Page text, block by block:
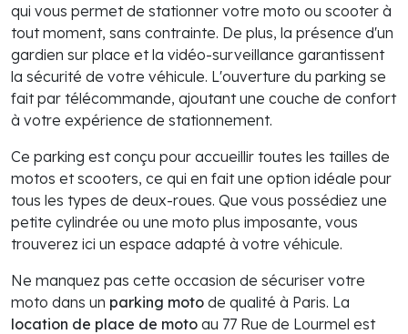
qui vous permet de stationner votre moto ou scooter à
tout moment, sans contrainte. De plus, la présence d'un
gardien sur place et la vidéo-surveillance garantissent
la sécurité de votre véhicule. L'ouverture du parking se
fait par télécommande, ajoutant une couche de confort
à votre expérience de stationnement.
Ce parking est conçu pour accueillir toutes les tailles de
motos et scooters, ce qui en fait une option idéale pour
tous les types de deux-roues. Que vous possédiez une
petite cylindrée ou une moto plus imposante, vous
trouverez ici un espace adapté à votre véhicule.
Ne manquez pas cette occasion de sécuriser votre
moto dans un parking moto de qualité à Paris. La
location de place de moto au 77 Rue de Lourmel est